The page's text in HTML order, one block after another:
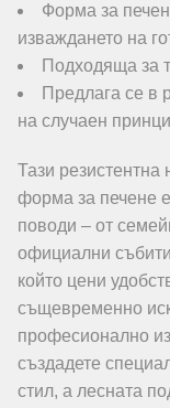
Форма за
изваждането на
Подходяща за
Предлага се в
на случаен
Тази резистентна
форма за печене
поводи – от
официални
който цени
същевременно
професионално
създадете
стил, а лесната